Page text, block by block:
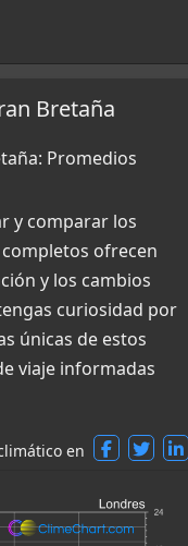
Bretaña
Promedios
y comparar los
ofrecen
y los cambios
curiosidad por
únicas de estos
viaje informadas
en